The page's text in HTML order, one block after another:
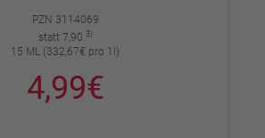
PZN 3114069
statt 7,90 3)
15 ML (332,67€ pro 1l)
4,99€